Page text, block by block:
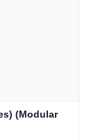
(Modular